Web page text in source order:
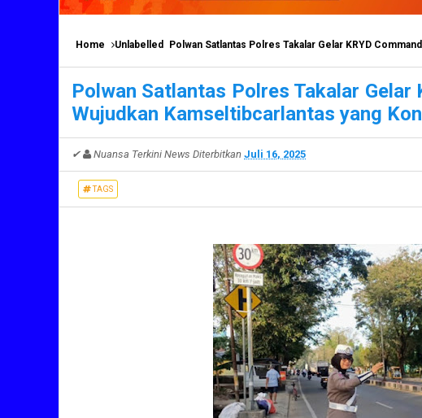
Home Unlabelled Polwan Satlantas Polres Takalar Gelar KRYD
Polwan Satlantas Polres Takalar Gelar
Wujudkan Kamseltibcarlantas yang
✔ Nuansa Terkini News Diterbitkan Juli 16, 2025
TAGS